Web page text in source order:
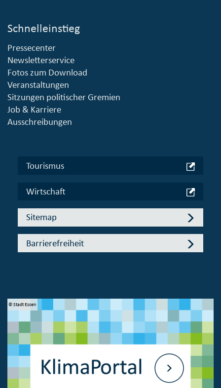
Schnelleinstieg
Pressecenter
Newsletterservice
Fotos zum Download
Veranstaltungen
Sitzungen politischer Gremien
Job & Karriere
Ausschreibungen
Tourismus
Wirtschaft
Sitemap
Barrierefreiheit
© Stadt Essen